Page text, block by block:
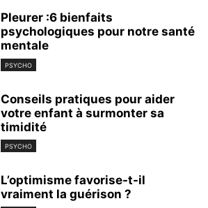
Pleurer :6 bienfaits
psychologiques pour notre santé
mentale
PSYCHO
Conseils pratiques pour aider
votre enfant à surmonter sa
timidité
PSYCHO
L’optimisme favorise-t-il
vraiment la guérison ?